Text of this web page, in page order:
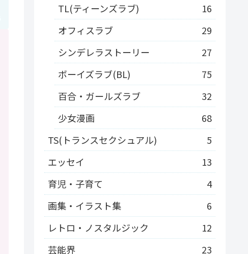
TL(ティーンズラブ)
16
オフィスラブ
29
シンデレラストーリー
27
ボーイズラブ(BL)
75
百合・ガールズラブ
32
少女漫画
68
TS(トランスセクシュアル)
5
エッセイ
13
育児・子育て
4
画集・イラスト集
6
レトロ・ノスタルジック
12
芸能界
23